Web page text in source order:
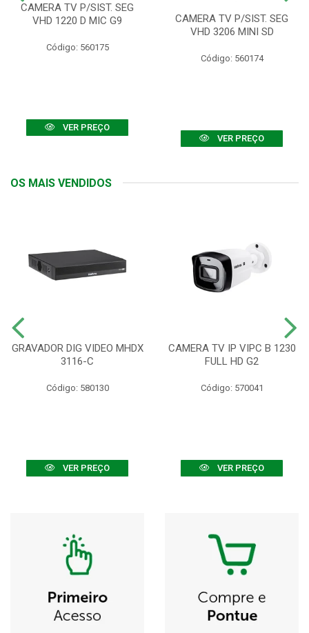
CAMERA TV P/SIST. SEG
VHD 1220 D MIC G9
Código: 560175
VER PREÇO
CAMERA TV P/SIST. SEG
VHD 3206 MINI SD
Código: 560174
VER PREÇO
OS MAIS VENDIDOS
GRAVADOR DIG VIDEO MHDX
3116-C
Código: 580130
VER PREÇO
CAMERA TV IP VIPC B 1230
FULL HD G2
Código: 570041
VER PREÇO